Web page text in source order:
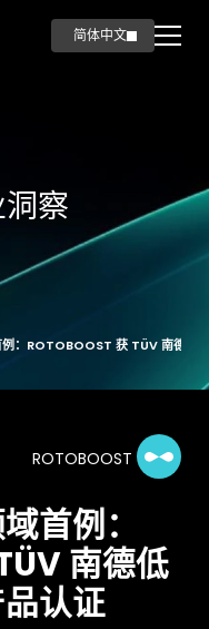
简体中文
察
：ROTOBOOST 获 TÜV 南德低
ROTOBOOST
首例：
南德低
认证